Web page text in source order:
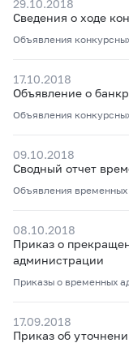
29.10.2018
Сведения о ходе
Объявления
17.10.2018
Объявление о
Объявления
09.10.2018
Сводный отчет
Объявления
08.10.2018
Приказ о
администрации
Приказы о временных
17.09.2018
Приказ об